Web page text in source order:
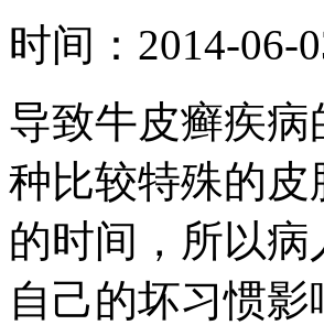
时间：2014-06-
导致牛皮癣疾
种比较特殊的
的时间，所以
自己的坏习惯